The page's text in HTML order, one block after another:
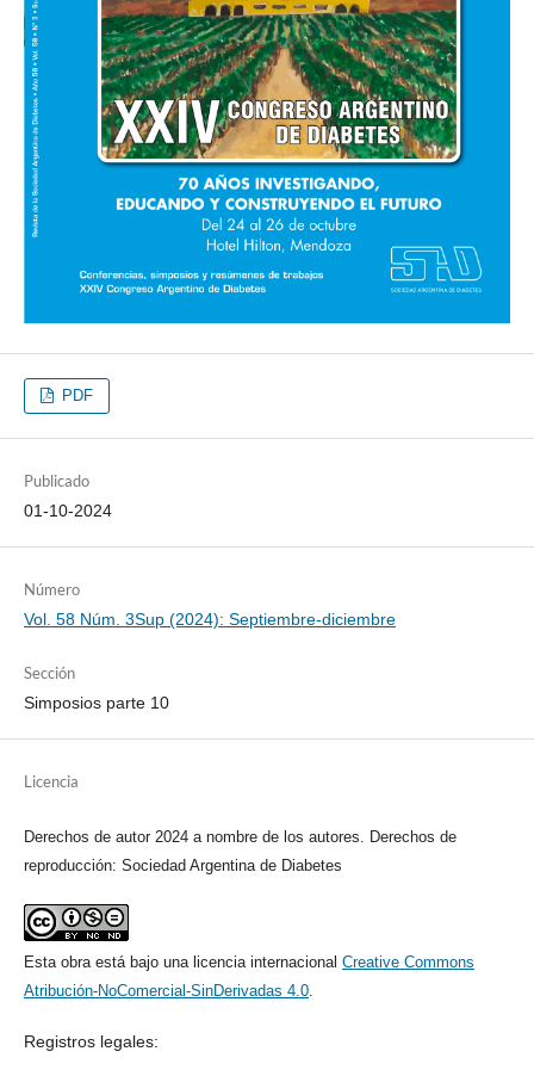
PDF
Publicado
01-10-2024
Número
Vol. 58 Núm. 3Sup (2024): Septiembre-diciembre
Sección
Simposios parte 10
Licencia
Derechos de autor 2024 a nombre de los autores. Derechos de
reproducción: Sociedad Argentina de Diabetes
Esta obra está bajo una licencia internacional Creative Commons
Atribución-NoComercial-SinDerivadas 4.0.
Registros legales: